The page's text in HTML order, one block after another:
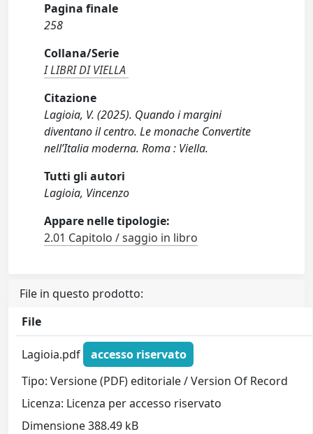
Pagina finale
258
Collana/Serie
I LIBRI DI VIELLA
Citazione
Lagioia, V. (2025). Quando i margini
diventano il centro. Le monache Convertite
nell’Italia moderna. Roma : Viella.
Tutti gli autori
Lagioia, Vincenzo
Appare nelle tipologie:
2.01 Capitolo / saggio in libro
File in questo prodotto:
File
Lagioia.pdf
accesso riservato
Tipo: Versione (PDF) editoriale / Version Of Record
Licenza: Licenza per accesso riservato
Dimensione 388.49 kB